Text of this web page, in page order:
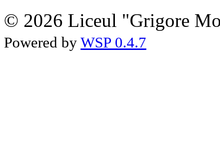
© 2026 Liceul "Grigore
Powered by WSP 0.4.7